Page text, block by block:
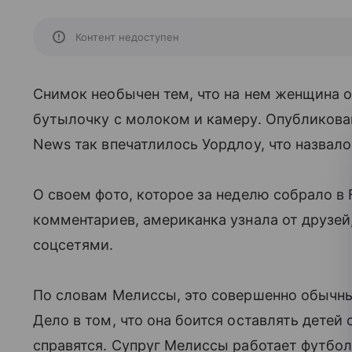
Контент недоступен
Снимок необычен тем, что на нем женщина
бутылочку с молоком и камеру.
News так впечатлилось Уордлоу, что
О своем фото, которое за неделю собрало в
комментариев, американка узнала от
соцсетями.
По словам Мелиссы, это совершенно
Дело в том, что она боится оставлять детей
справятся. Супруг Мелиссы работает